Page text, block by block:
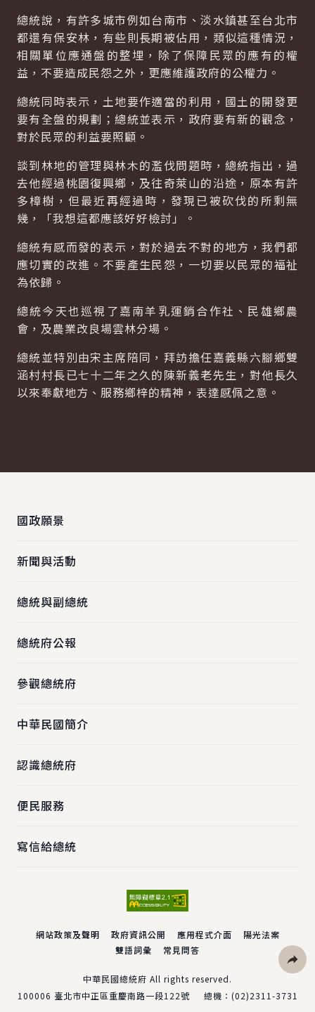
總統說，有許多城市例如台南市、淡水鎮甚至台北市
都還有保安林，有些則長期被佔用，類似這種情況，
相關單位應通盤的整埋，除了保障民眾的應有的權
益，不要造成民怨之外，更應維護政府的公權力。
總統同時表示，土地要作適當的利用，國土的開發更
要有全盤的規劃；總統並表示，政府要有新的觀念，
對於民眾的利益要照顧。
談到林地的管理與林木的濫伐問題時，總統指出，過
去他經過桃園復興鄉，及往奇萊山的沿途，原本有許
多樟樹，但最近再經過時，發現已被砍伐的所剩無
幾，「我想這都應該好好檢討」。
總統有感而發的表示，對於過去不對的地方，我們都
應切實的改進。不要產生民怨，一切要以民眾的福祉
為依歸。
總統今天也巡視了嘉南羊乳運銷合作社、民雄鄉農
會，及農業改良場雲林分場。
總統並特別由宋主席陪同，拜訪擔任嘉義縣六腳鄉雙
涵村村長已七十二年之久的陳新義老先生，對他長久
以來奉獻地方、服務鄉梓的精神，表達感佩之意。
國政願景
新聞與活動
總統與副總統
總統府公報
參觀總統府
中華民國簡介
認識總統府
便民服務
寫信給總統
網站政策及聲明 政府資訊公開 應用程式介面
陽光法案
雙語詞彙
常見問答
中華民國總統府 All rights reserved.
100006 臺北市中正區重慶南路一段122號 總機： (02)2311-3731